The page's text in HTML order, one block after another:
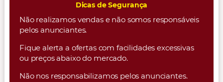
Dicas de Segurança
Não realizamos vendas e não somos responsáveis
pelos anunciantes.
Fique alerta a ofertas com facilidades excessivas
ou preços abaixo do mercado.
Não nos responsabilizamos pelos anunciantes.